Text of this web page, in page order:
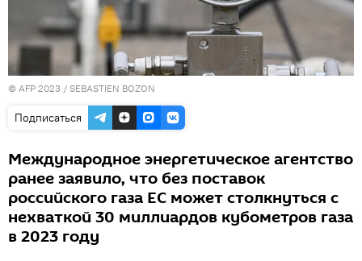
© AFP 2023 / SEBASTIEN BOZON
Подписаться
Международное энергетическое агентство
ранее заявило, что без поставок
российского газа ЕС может столкнуться с
нехваткой 30 миллиардов кубометров газа
в 2023 году